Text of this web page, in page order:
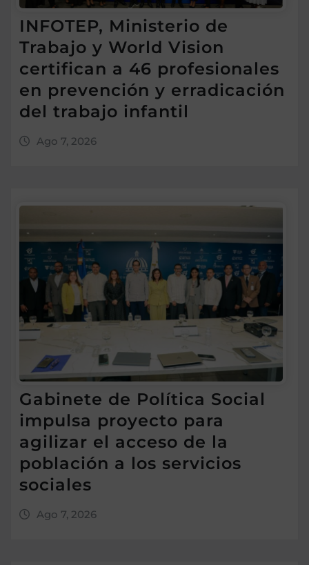
INFOTEP, Ministerio de
Trabajo y World Vision
certifican a 46 profesionales
en prevención y erradicación
del trabajo infantil
Ago 7, 2026
Gabinete de Política Social
impulsa proyecto para
agilizar el acceso de la
población a los servicios
sociales
Ago 7, 2026